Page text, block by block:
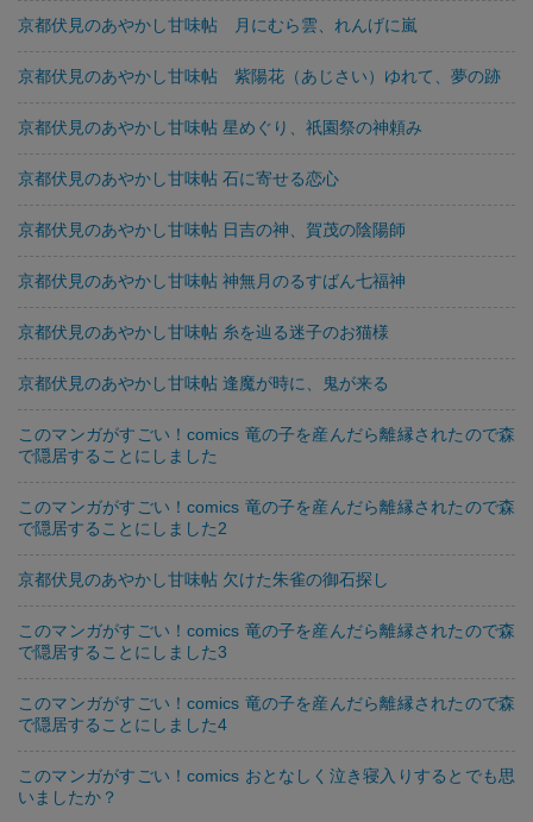
京都伏見のあやかし甘味帖 月にむら雲、れんげに嵐
京都伏見のあやかし甘味帖 紫陽花（あじさい）ゆれて、夢の跡
京都伏見のあやかし甘味帖 星めぐり、祇園祭の神頼み
京都伏見のあやかし甘味帖 石に寄せる恋心
京都伏見のあやかし甘味帖 日吉の神、賀茂の陰陽師
京都伏見のあやかし甘味帖 神無月のるすばん七福神
京都伏見のあやかし甘味帖 糸を辿る迷子のお猫様
京都伏見のあやかし甘味帖 逢魔が時に、鬼が来る
このマンガがすごい！comics 竜の子を産んだら離縁されたので森
で隠居することにしました
このマンガがすごい！comics 竜の子を産んだら離縁されたので森
で隠居することにしました2
京都伏見のあやかし甘味帖 欠けた朱雀の御石探し
このマンガがすごい！comics 竜の子を産んだら離縁されたので森
で隠居することにしました3
このマンガがすごい！comics 竜の子を産んだら離縁されたので森
で隠居することにしました4
このマンガがすごい！comics おとなしく泣き寝入りするとでも思
いましたか？